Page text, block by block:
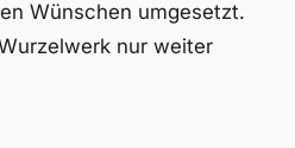
Wünschen umgesetzt.
nur weiter